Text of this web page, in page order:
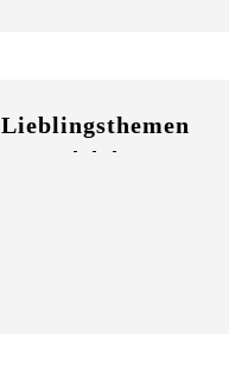
Lieblingsthemen